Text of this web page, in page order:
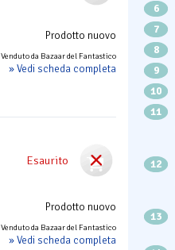
Prodotto nuovo
Venduto da Bazaar del Fantastico
» Vedi scheda completa
Esaurito
Prodotto nuovo
Venduto da Bazaar del Fantastico
» Vedi scheda completa
6
7
8
9
10
11
12
13